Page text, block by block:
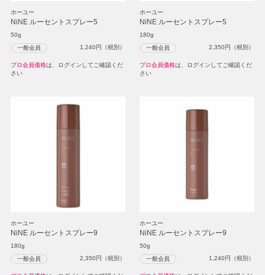
ホーユー
NiNE ルーセントスプレー5
50g
一般会員 1,240円（税別）
プロ会員価格は、ログインしてご確認くだ
さい
ホーユー
NiNE ルーセントスプレー5
180g
一般会員 2,350円（税別）
プロ会員価格は、ログインしてご確認くだ
さい
ホーユー
NiNE ルーセントスプレー9
180g
一般会員 2,350円（税別）
ホーユー
NiNE ルーセントスプレー9
50g
一般会員 1,240円（税別）